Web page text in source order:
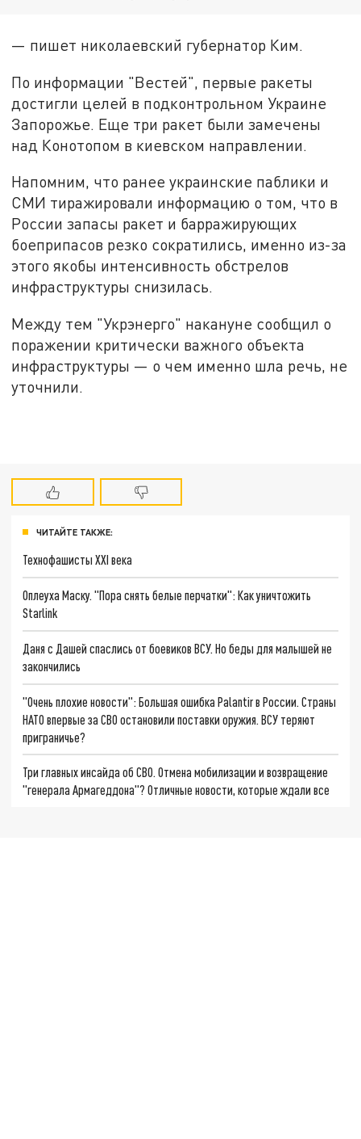
— пишет николаевский губернатор Ким.
По информации "Вестей", первые ракеты
достигли целей в подконтрольном Украине
Запорожье. Еще три ракет были замечены
над Конотопом в киевском направлении.
Напомним, что ранее украинские паблики и
СМИ тиражировали информацию о том, что в
России запасы ракет и барражирующих
боеприпасов резко сократились, именно из-за
этого якобы интенсивность обстрелов
инфраструктуры снизилась.
Между тем "Укрэнерго" накануне сообщил о
поражении критически важного объекта
инфраструктуры — о чем именно шла речь, не
уточнили.
ЧИТАЙТЕ ТАКЖЕ:
Технофашисты XXI века
Оплеуха Маску. "Пора снять белые перчатки": Как уничтожить
Starlink
Даня с Дашей спаслись от боевиков ВСУ. Но беды для малышей не
закончились
"Очень плохие новости": Большая ошибка Palantir в России. Страны
НАТО впервые за СВО остановили поставки оружия. ВСУ теряют
приграничье?
Три главных инсайда об СВО. Отмена мобилизации и возвращение
"генерала Армагеддона"? Отличные новости, которые ждали все